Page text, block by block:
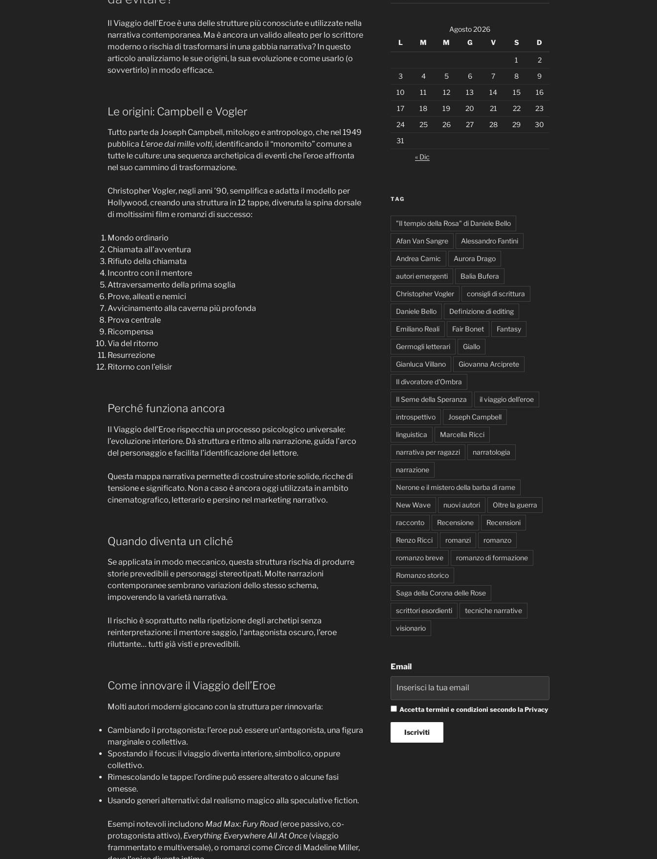
Il Viaggio dell’Eroe è una delle strutture più conosciute e utilizzate nella
narrativa contemporanea. Ma è ancora un valido alleato per lo scrittore
moderno o rischia di trasformarsi in una gabbia narrativa? In questo
articolo analizziamo le sue origini, la sua evoluzione e come usarlo (o
sovvertirlo) in modo efficace.
Le origini: Campbell e Vogler
Tutto parte da Joseph Campbell, mitologo e antropologo, che nel 1949
pubblica L’eroe dai mille volti, identificando il “monomito” comune a
tutte le culture: una sequenza archetipica di eventi che l’eroe affronta
nel suo cammino di trasformazione.
Christopher Vogler, negli anni ’90, semplifica e adatta il modello per
Hollywood, creando una struttura in 12 tappe, divenuta la spina dorsale
di moltissimi film e romanzi di successo:
Mondo ordinario
Chiamata all’avventura
Rifiuto della chiamata
Incontro con il mentore
Attraversamento della prima soglia
Prove, alleati e nemici
Avvicinamento alla caverna più profonda
Prova centrale
Ricompensa
Via del ritorno
Resurrezione
Ritorno con l’elisir
Perché funziona ancora
Il Viaggio dell’Eroe rispecchia un processo psicologico universale:
l’evoluzione interiore. Dà struttura e ritmo alla narrazione, guida l’arco
del personaggio e facilita l’identificazione del lettore.
Questa mappa narrativa permette di costruire storie solide, ricche di
tensione e significato. Non a caso è ancora oggi utilizzata in ambito
cinematografico, letterario e persino nel marketing narrativo.
Quando diventa un cliché
Se applicata in modo meccanico, questa struttura rischia di produrre
storie prevedibili e personaggi stereotipati. Molte narrazioni
contemporanee sembrano variazioni dello stesso schema,
impoverendo la varietà narrativa.
Il rischio è soprattutto nella ripetizione degli archetipi senza
reinterpretazione: il mentore saggio, l’antagonista oscuro, l’eroe
riluttante… tutti già visti e prevedibili.
Come innovare il Viaggio dell’Eroe
Molti autori moderni giocano con la struttura per rinnovarla:
Cambiando il protagonista: l’eroe può essere un’antagonista, una figura
marginale o collettiva.
Spostando il focus: il viaggio diventa interiore, simbolico, oppure
collettivo.
Rimescolando le tappe: l’ordine può essere alterato o alcune fasi
omesse.
Usando generi alternativi: dal realismo magico alla speculative fiction.
Esempi notevoli includono Mad Max: Fury Road (eroe passivo, co-
protagonista attivo), Everything Everywhere All At Once (viaggio
frammentato e multiversale), o romanzi come Circedi Madeline Miller,
Agosto 2026
L
M M G V S D
1
2
3
4 5 6 7 8
9
10
11 12 13 14 15
16
17
18 19 20 21 22
23
24
25 26 27 28 29
30
31
« Dic
TAG
"Il tempio della Rosa" di Daniele Bello
Afan Van Sangre Alessandro Fantini
Andrea Camic Aurora Drago
autori emergenti Balia Bufera
Christopher Vogler consigli di scrittura
Daniele Bello Definizione di editing
Emiliano Reali Fair Bonet Fantasy
Germogli letterari Giallo
Gianluca Villano Giovanna Arciprete
Il divoratore d'Ombra
Il Seme della Speranza il viaggio dell'eroe
introspettivo Joseph Campbell
linguistica Marcella Ricci
narrativa per ragazzi narratologia
narrazione
Nerone e il mistero della barba di rame
New Wave nuovi autori Oltre la guerra
racconto Recensione Recensioni
Renzo Ricci romanzi romanzo
romanzo breve romanzo di formazione
Romanzo storico
Saga della Corona delle Rose
scrittori esordienti tecniche narrative
visionario
Email
Accetta termini e condizioni secondo la Privacy